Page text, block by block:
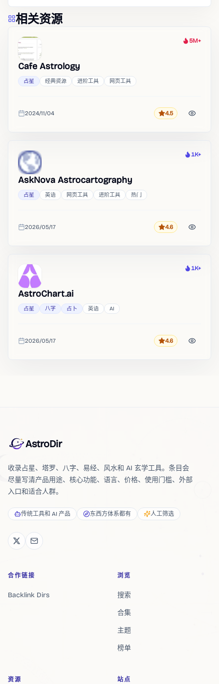
相关资源
热度
5M+
Cafe Astrology
占星 经典资源 进阶工具 网页工具
收录时间
2024/11/04 评分4.5
热度
1K+
AskNova Astrocartography
占星 英语 网页工具 进阶工具 热门
收录时间
2026/05/17 评分4.6
热度
1K+
AstroChart.ai
占星 八字 占卜 英语 AI
收录时间
2026/05/17 评分4.6
AstroDir
收录占星、塔罗、八字、易经、风水和 AI 玄学工具。条目会
尽量写清产品用途、核心功能、语言、价格、使用门槛、外部
入口和适合人群。
传统工具和 AI 产品 东西方体系都有 人工筛选
合作链接
Backlink Dirs
浏览
搜索
合集
主题
榜单
资源 站点